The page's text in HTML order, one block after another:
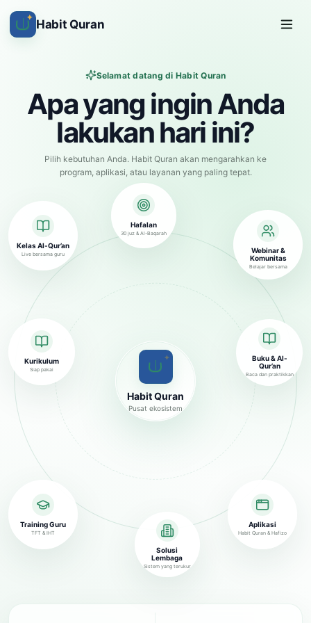
✦ Habit Quran
Selamat datang di Habit Quran
Apa yang ingin Anda
lakukan hari ini?
Pilih kebutuhan Anda. Habit Quran akan mengarahkan ke
program, aplikasi, atau layanan yang paling tepat.
✦
Habit Quran
Pusat ekosistem
Kelas Al-Qur’an
Live bersama guru
Hafalan
30 juz & Al-Baqarah
Buku & Al-
Qur’an
Baca dan praktikkan
Training Guru
TFT & IHT
Solusi
Lembaga
Sistem yang terukur
Kurikulum
Siap pakai
Aplikasi
Habit Quran & Hafizo
Webinar &
Komunitas
Belajar bersama